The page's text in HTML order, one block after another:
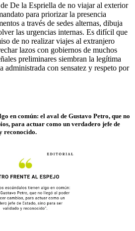
De la Espriella de no viajar al exterior
para priorizar la presencia
a través de sedes alternas, dibuja
las urgencias internas. Es difícil que
de no realizar viajes al extranjero
lazos con gobiernos de muchos
preliminares siembran la legítima
administrada con sensatez y respeto por
en común: el aval de Gustavo Petro, que no
para actuar como un verdadero jefe de
reconocido.